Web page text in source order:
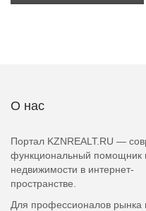
О нас
Портал KZNREALT.RU —
функциональный помощник
недвижимости в интернет-
пространстве.
Для профессионалов рынка